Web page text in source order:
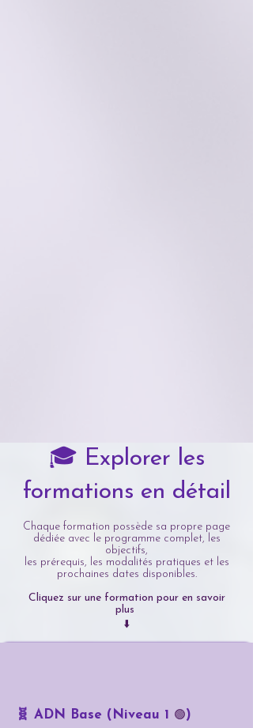
🎓 Explorer les
formations en détail
Chaque formation possède sa propre page
dédiée avec le programme complet, les
objectifs,
les prérequis, les modalités pratiques et les
prochaines dates disponibles.
Cliquez sur une formation pour en savoir
plus
⬇️
🧬 ADN Base (Niveau 1 🟢)